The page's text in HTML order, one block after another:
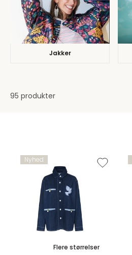
Jakker
95 produkter
Nyhed
Flere størrelser